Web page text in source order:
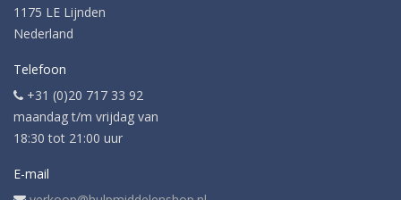
1175 LE Lijnden
Nederland
Telefoon
+31 (0)20 717 33 92
maandag t/m vrijdag van
18:30 tot 21:00 uur
E-mail